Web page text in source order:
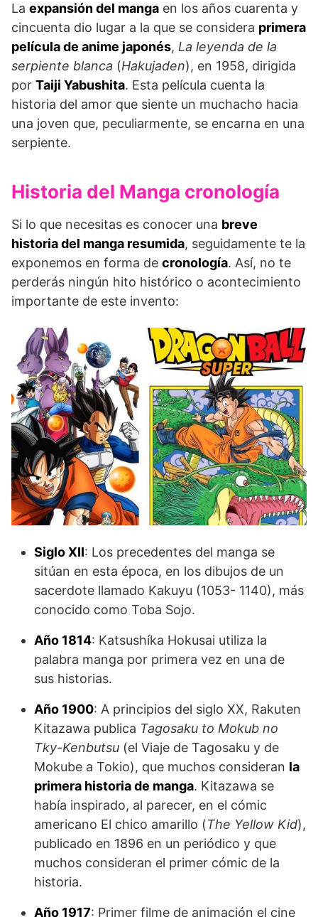
La expansión del manga en los años cuarenta y
cincuenta dio lugar a la que se considera primera
película de anime japonés, La leyenda de la
serpiente blanca (Hakujaden), en 1958, dirigida
por Taiji Yabushita. Esta película cuenta la
historia del amor que siente un muchacho hacia
una joven que, peculiarmente, se encarna en una
serpiente.
Historia del Manga cronología
Si lo que necesitas es conocer una breve
historia del manga resumida, seguidamente te la
exponemos en forma de cronología. Así, no te
perderás ningún hito histórico o acontecimiento
importante de este invento:
Siglo XII: Los precedentes del manga se
sitúan en esta época, en los dibujos de un
sacerdote llamado Kakuyu (1053- 1140), más
conocido como Toba Sojo.
Año 1814: Katsushíka Hokusai utiliza la
palabra manga por primera vez en una de
sus historias.
Año 1900: A principios del siglo XX, Rakuten
Kitazawa publica Tagosaku to Mokub no
Tky-Kenbutsu (el Viaje de Tagosaku y de
Mokube a Tokio), que muchos consideran la
primera historia de manga. Kitazawa se
había inspirado, al parecer, en el cómic
americano El chico amarillo (The Yellow Kid),
publicado en 1896 en un periódico y que
muchos consideran el primer cómic de la
historia.
Año 1917: Primer filme de animación el cine